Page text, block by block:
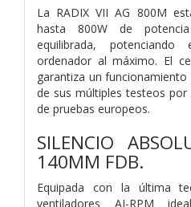
La RADIX VII AG 800M
hasta 800W de
equilibrada,
ordenador al máximo. El
garantiza un
de sus múltiples testeos
de pruebas europeos.
SILENCIO
140MM FDB.
Equipada con la última
ventiladores AI-RPM